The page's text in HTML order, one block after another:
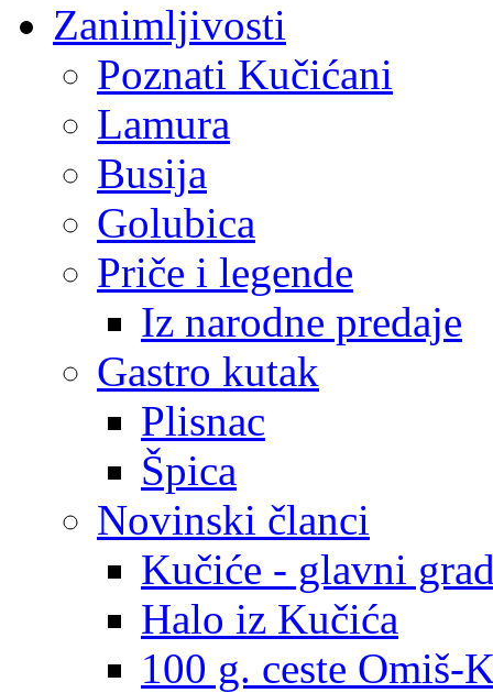
Zanimljivosti
Poznati Kučićani
Lamura
Busija
Golubica
Priče i legende
Iz narodne predaje
Gastro kutak
Plisnac
Špica
Novinski članci
Kučiće - glavni
Halo iz Kučića
100 g. ceste Omiš-